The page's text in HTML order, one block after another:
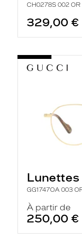
CH0278S 002
329,00 €
Lunettes
GG1747OA 003
À partir de
250,00 €